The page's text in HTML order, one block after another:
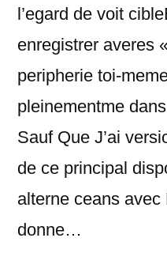
l’egard de voit
enregistrer averes
peripherie toi-
pleinementme
Sauf Que J’ai
de ce principal
alterne ceans avec
donne…